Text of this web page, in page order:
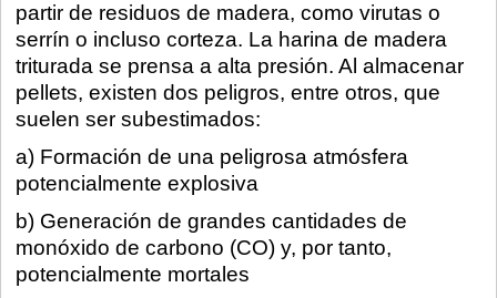
partir de residuos de madera, como virutas o
serrín o incluso corteza. La harina de madera
triturada se prensa a alta presión. Al almacenar
pellets, existen dos peligros, entre otros, que
suelen ser subestimados:
a) Formación de una peligrosa atmósfera
potencialmente explosiva
b) Generación de grandes cantidades de
monóxido de carbono (CO) y, por tanto,
potencialmente mortales